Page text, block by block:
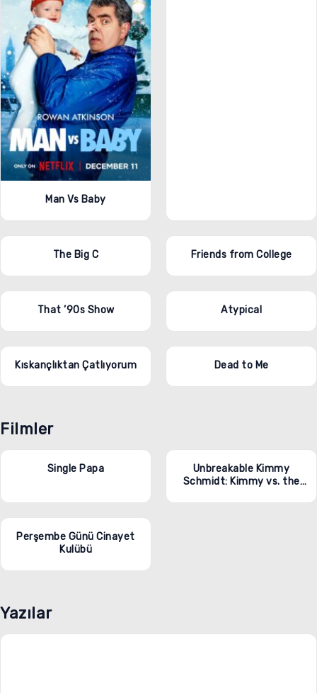
Man Vs Baby
The Big C Friends from College
That ’90s Show Atypical
Kıskançlıktan Çatlıyorum Dead to Me
Filmler
Single Papa
Unbreakable Kimmy
Schmidt: Kimmy vs. the
Perşembe Günü Cinayet
Kulübü
Yazılar